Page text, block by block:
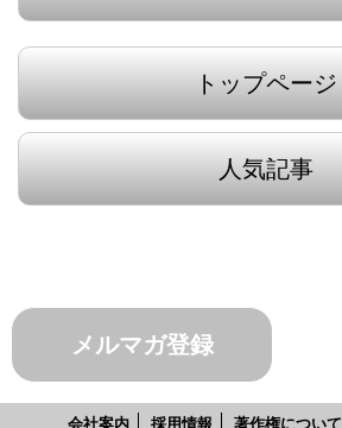
トップページ
人気記事
メルマガ登録
会社案内 採用情報 著作権について